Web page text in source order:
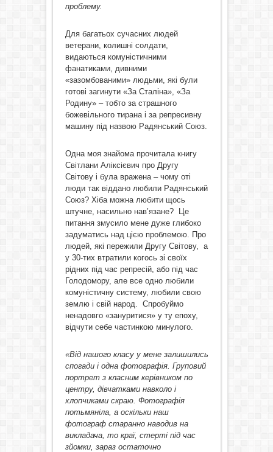
проблему.
Для багатьох сучасних людей
ветерани, колишні солдати,
видаються комуністичними
фанатиками, дивними
«зазомбованими» людьми, які були
готові загинути «За Сталіна», «За
Родину» – тобто за страшного
божевільного тирана і за репресивну
машину під назвою Радянський Союз.
Одна моя знайома прочитала книгу
Світлани Аліксієвич про Другу
Світову і була вражена – чому оті
люди так віддано любили Радянський
Союз? Хіба можна любити щось
штучне, насильно нав’язане? Це
питання змусило мене дуже глибоко
задуматись над цією проблемою. Про
людей, які пережили Другу Світову, а
у 30-тих втратили когось зі своїх
рідних під час репресій, або під час
Голодомору, але все одно любили
комуністичну систему, любили свою
землю і свій народ. Спробуймо
ненадовго «зануритися» у ту епоху,
відчути себе частинкою минулого.
«Від нашого класу у мене залишились
спогади і одна фотографія. Груповий
портрет з класним керівником по
центру, дівчатками навколо і
хлопчиками скраю. Фотографія
потьмяніла, а оскільки наш
фотограф старанно наводив на
викладача, то краї, стерті під час
зйомки, зараз остаточно